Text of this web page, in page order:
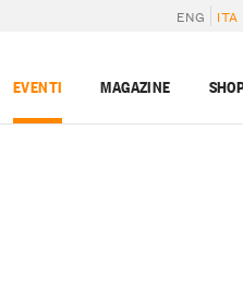
ENG ITA
EVENTI MAGAZINE